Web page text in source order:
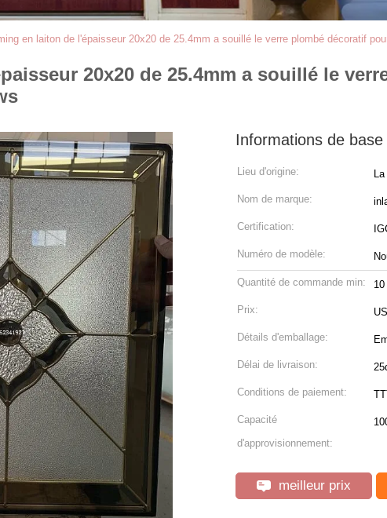
en laiton de l'épaisseur 20x20 de 25.4mm a souillé le verre plombé décoratif
20x20 de 25.4mm a souillé le
Informations de base
Lieu d'origine:
Nom de marque:
Certification:
Numéro de modèle:
Quantité de commande min:
Prix:
Détails d'emballage:
Délai de livraison:
Conditions de paiement:
Capacité
d'approvisionnement:
meilleur prix